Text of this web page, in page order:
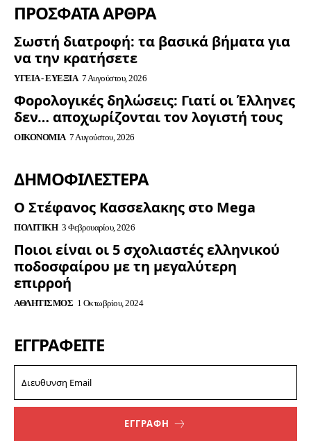
ΠΡΟΣΦΑΤΑ ΑΡΘΡΑ
Σωστή διατροφή: τα βασικά βήματα για
να την κρατήσετε
ΥΓΕΊΑ - ΕΥΕΞΊΑ 7 Αυγούστου, 2026
Φορολογικές δηλώσεις: Γιατί οι Έλληνες
δεν… αποχωρίζονται τον λογιστή τους
ΟΙΚΟΝΟΜΊΑ 7 Αυγούστου, 2026
ΔΗΜΟΦΙΛΈΣΤΕΡΑ
Ο Στέφανος Κασσελακης στο Mega
ΠΟΛΙΤΙΚΉ 3 Φεβρουαρίου, 2026
Ποιοι είναι οι 5 σχολιαστές ελληνικού
ποδοσφαίρου με τη μεγαλύτερη
επιρροή
ΑΘΛΗΤΙΣΜΌΣ 1 Οκτωβρίου, 2024
ΕΓΓΡΑΦΕΊΤΕ
ΕΓΓΡΑΦΗ